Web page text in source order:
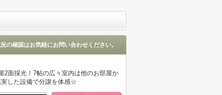
の確認はお気軽にお問い合わせください。
面採光！7帖の広々室内は他のお部屋か
した設備で分譲を体感☆